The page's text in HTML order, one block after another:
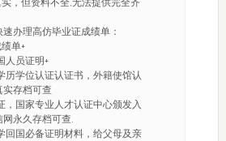
，但资料不全,无法提供完全齐
办理高仿毕业证成绩单：
单+
人员证明+
历学位认证认证书，外籍使馆认
实存档可查
，国家专业人才认证中心颁发入
网永久存档可查.
回国必备证明材料，给父母及亲